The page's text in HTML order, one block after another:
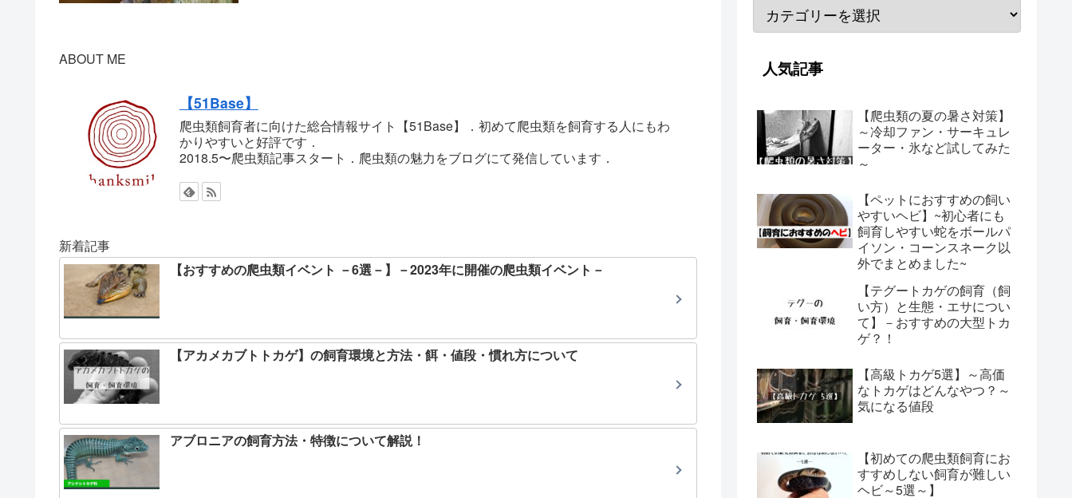
ABOUT ME
【51Base】
爬虫類飼育者に向けた総合情報サイト【51Base】．初めて爬虫類を飼育する人にもわ
かりやすいと好評です．
2018.5〜爬虫類記事スタート．爬虫類の魅力をブログにて発信しています．
新着記事
【おすすめの爬虫類イベント －6選－】－2023年に開催の爬虫類イベント－
【アカメカブトトカゲ】の飼育環境と方法・餌・値段・慣れ方について
アブロニアの飼育方法・特徴について解説！
人気記事
【爬虫類の夏の暑さ対策】
～冷却ファン・サーキュレ
ーター・氷など試してみた
～
【ペットにおすすめの飼い
やすいヘビ】~初心者にも
飼育しやすい蛇をボールパ
イソン・コーンスネーク以
外でまとめました~
【テグートカゲの飼育（飼
い方）と生態・エサについ
て】－おすすめの大型トカ
ゲ？！
【高級トカゲ5選】～高価
なトカゲはどんなやつ？～
気になる値段
【初めての爬虫類飼育にお
すすめしない飼育が難しい
ヘビ～5選～】